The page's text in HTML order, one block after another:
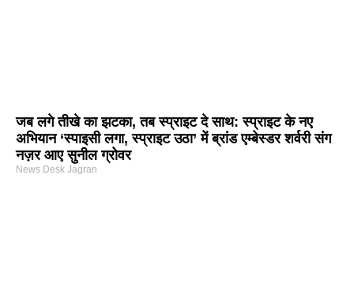
जब लगे तीखे का झटका, तब स्प्राइट दे साथ: स्प्राइट के नए
अभियान ‘स्पाइसी लगा, स्प्राइट उठा’ में ब्रांड एम्बेस्डर शर्वरी संग
नज़र आए सुनील ग्रोवर
News Desk Jagran